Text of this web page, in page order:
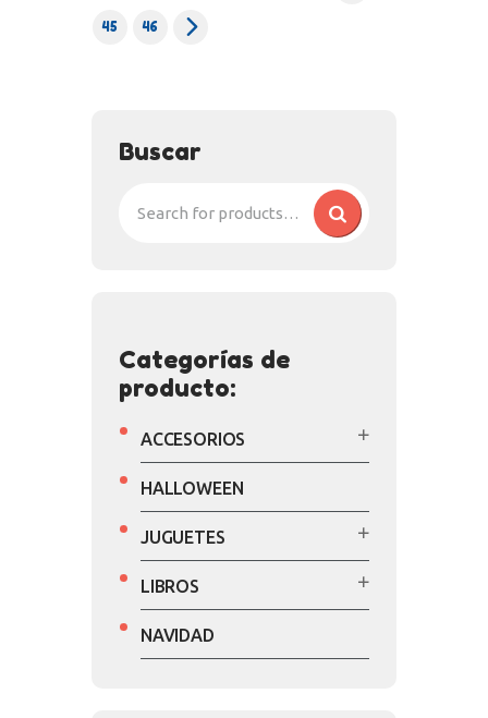
45 46
Buscar
Categorías de
producto:
ACCESORIOS
HALLOWEEN
JUGUETES
LIBROS
NAVIDAD